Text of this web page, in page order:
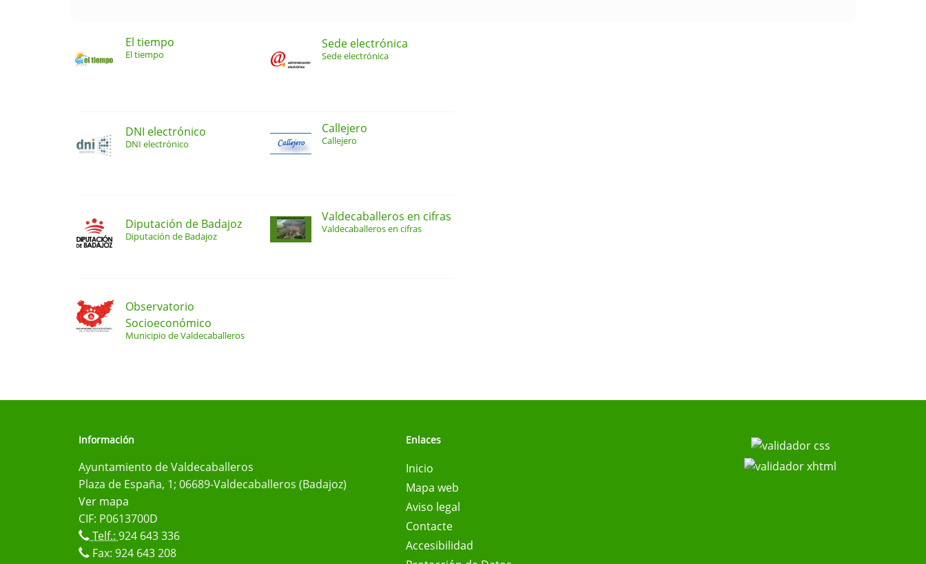
El tiempo
El tiempo
Sede electrónica
Sede electrónica
DNI electrónico
DNI electrónico
Callejero
Callejero
Diputación de Badajoz
Diputación de Badajoz
Valdecaballeros en cifras
Valdecaballeros en cifras
Observatorio
Socioeconómico
Municipio de Valdecaballeros
Información
Ayuntamiento de Valdecaballeros
Plaza de España, 1; 06689-Valdecaballeros (Badajoz)
Ver mapa
CIF: P0613700D
Telf.:924 643 336
Fax: 924 643 208
Enlaces
Inicio
Mapa web
Aviso legal
Contacte
Accesibilidad